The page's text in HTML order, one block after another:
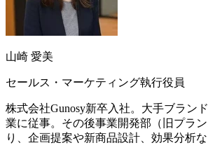
山崎 愛美
セールス・マーケティング執行役員
株式会社Gunosy新卒入社。大手ブラン
業に従事。その後事業開発部（旧プラ
り、企画提案や新商品設計、効果分析な